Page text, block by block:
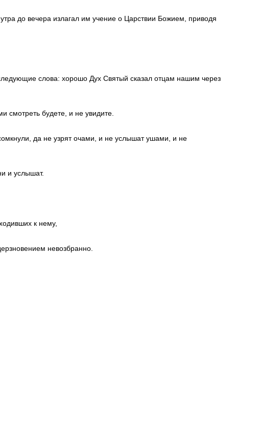
до вечера излагал им учение о Царствии Божием, приводя
слова: хорошо Дух Святый сказал отцам нашим через
смотреть будете, и не увидите.
да не узрят очами, и не услышат ушами, и не
и услышат.
к нему,
невозбранно.